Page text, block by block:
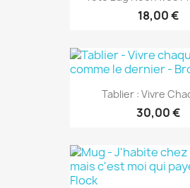
18,00 €
Tablier : Vivre
30,00 €